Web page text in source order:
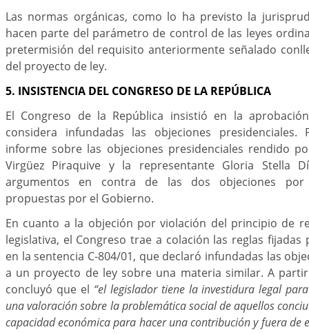
Las normas orgánicas, como lo ha previsto la
hacen parte del parámetro de control de las leyes
pretermisión del requisito anteriormente señalado
del proyecto de ley.
5. INSISTENCIA DEL CONGRESO DE LA REPÚBLICA
El Congreso de la República insistió en la
considera infundadas las objeciones
informe sobre las objeciones presidenciales rendido
Virgüez Piraquive y la representante Gloria Stella
argumentos en contra de las dos objeciones por
propuestas por el Gobierno.
En cuanto a la objeción por violación del principio de
legislativa, el Congreso trae a colación las reglas
en la sentencia C-804/01, que declaró infundadas las
a un proyecto de ley sobre una materia similar. A
concluyó que el “el legislador tiene la investidura legal
una valoración sobre la problemática social de aquellos
capacidad económica para hacer una contribución y fuera de